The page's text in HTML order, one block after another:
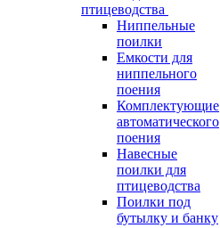
птицеводства
Ниппельные
поилки
Емкости для
ниппельного
поения
Комплектующие
автоматического
поения
Навесные
поилки для
птицеводства
Поилки под
бутылку и банку